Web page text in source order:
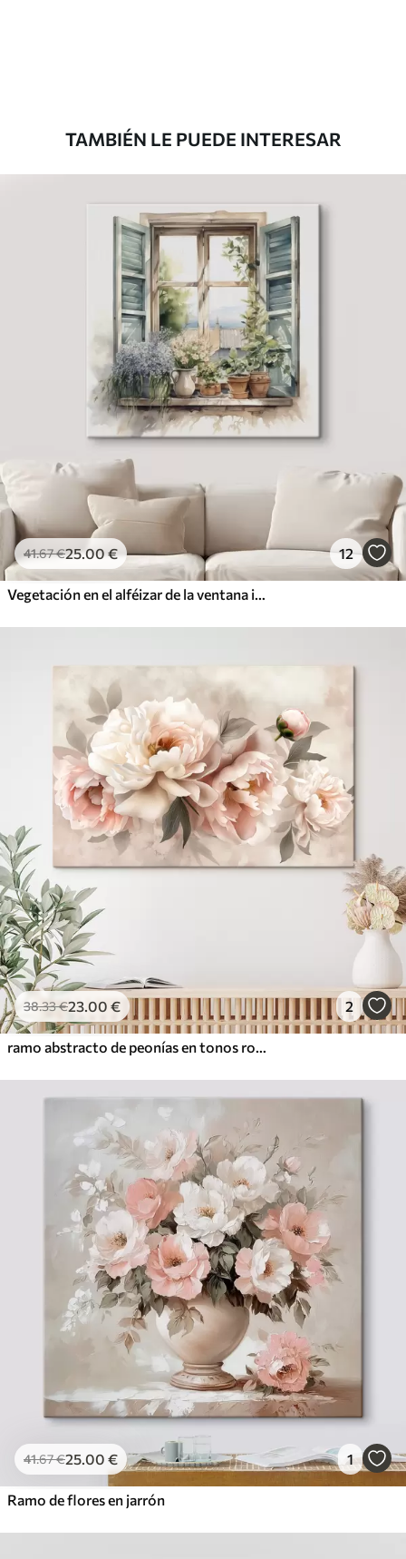
TAMBIÉN LE PUEDE INTERESAR
41.67€25.00 € 12
Vegetación en el alféizar de la ventana imitación de acuarela
38.33€23.00 € 2
ramo abstracto de peonías en tonos rosados
41.67€25.00 € 1
Ramo de flores en jarrón